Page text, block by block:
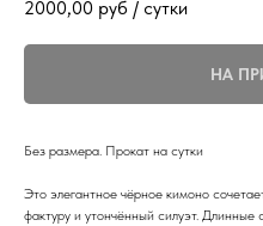
2000,00 руб / сутки
НА
Без размера. Прокат на сутки
Это элегантное чёрное кимоно
фактуру и утончённый силуэт. Длинные